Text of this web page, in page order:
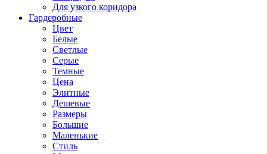
Для узкого коридора
Гардеробные
Цвет
Белые
Светлые
Серые
Темные
Цена
Элитные
Дешевые
Размеры
Большие
Маленькие
Стиль